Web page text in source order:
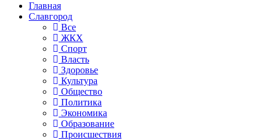
Главная
Славгород
Все
ЖКХ
Спорт
Власть
Здоровье
Культура
Общество
Политика
Экономика
Образование
Происшествия